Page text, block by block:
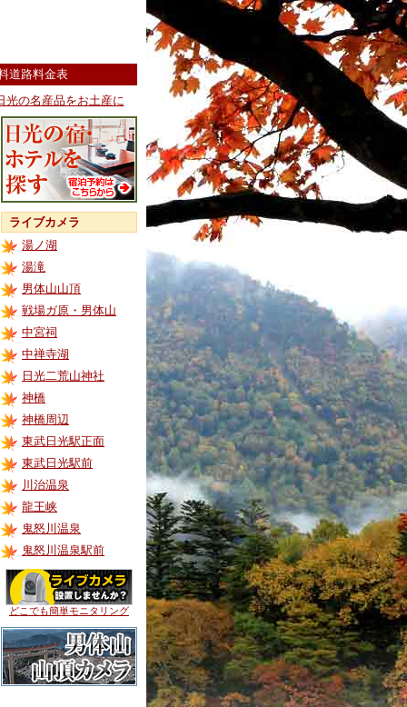
道路料金表
光の名産品をお土産に
ライブカメラ
湯ノ湖
湯滝
男体山山頂
戦場ガ原・男体山
中宮祠
中禅寺湖
日光二荒山神社
神橋
神橋周辺
東武日光駅正面
東武日光駅前
川治温泉
龍王峡
鬼怒川温泉
鬼怒川温泉駅前
どこでも簡単モニタリング